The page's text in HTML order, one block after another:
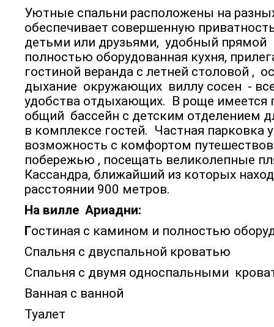
Уютные спальни расположены на
обеспечивает совершенную
детьми или друзьями, удобный прямой
полностью оборудованная кухня,
гостиной веранда с летней столовой ,
дыхание окружающих виллу сосен -
удобства отдыхающих. В роще имеется
общий бассейн с детским отделением
в комплексе гостей. Частная парковка
возможность с комфортом
побережью , посещать великолепные
Кассандра, ближайший из которых
расстоянии 900 метров.
На вилле Ариадни:
Гостиная с камином и полностью
Спальня с двуспальной кроватью
Спальня с двумя односпальными
Ванная с ванной
Туалет